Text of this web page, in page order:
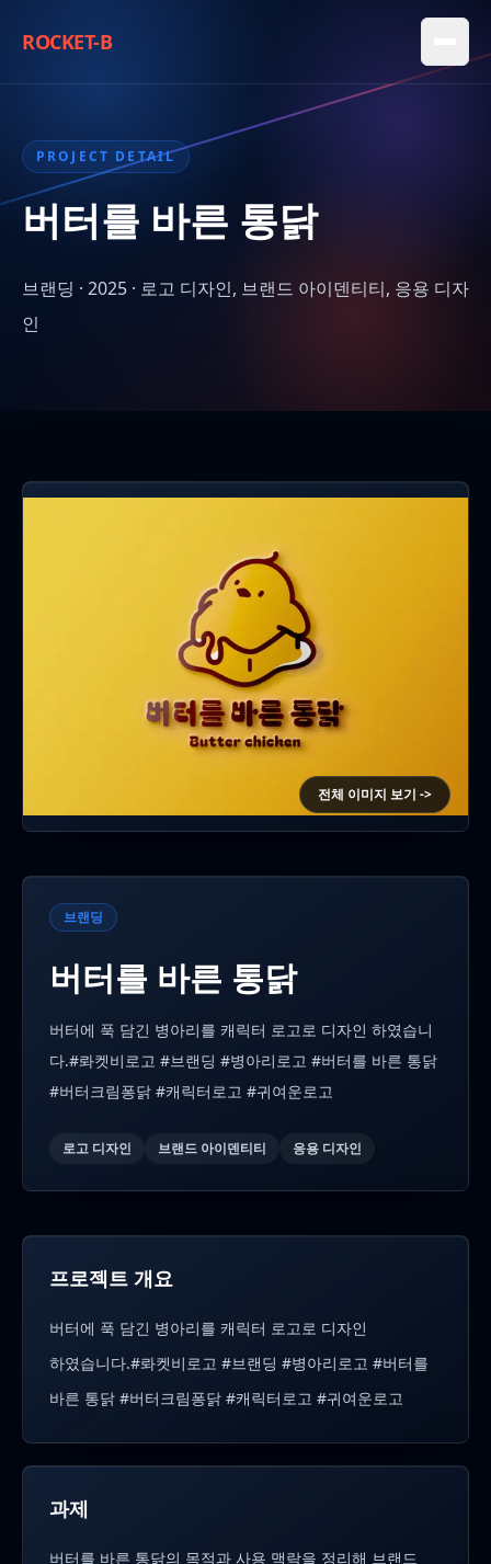
ROCKET-B
PROJECT DETAIL
버터를 바른 통닭
브랜딩 · 2025 · 로고 디자인, 브랜드 아이덴티티, 응용 디자
인
전체 이미지 보기 ->
브랜딩
버터를 바른 통닭
버터에 푹 담긴 병아리를 캐릭터 로고로 디자인 하였습니
다.#롸켓비로고 #브랜딩 #병아리로고 #버터를 바른 통닭
#버터크림퐁닭 #캐릭터로고 #귀여운로고
로고 디자인 브랜드 아이덴티티 응용 디자인
프로젝트 개요
버터에 푹 담긴 병아리를 캐릭터 로고로 디자인
하였습니다.#롸켓비로고 #브랜딩 #병아리로고 #버터를
바른 통닭 #버터크림퐁닭 #캐릭터로고 #귀여운로고
과제
버터를 바른 통닭의 목적과 사용 맥락을 정리해 브랜드